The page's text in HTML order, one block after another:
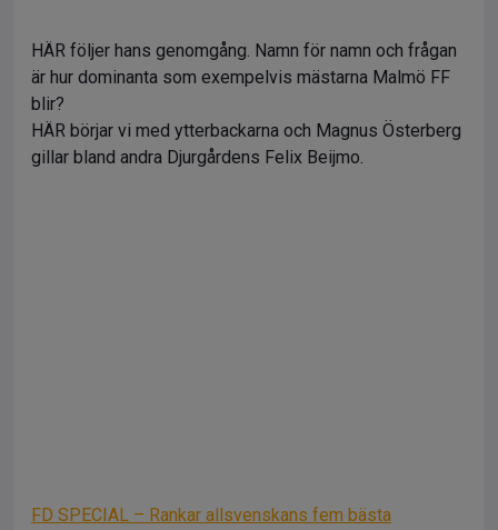
HÄR följer hans genomgång. Namn för namn och frågan
är hur dominanta som exempelvis mästarna Malmö FF
blir?
HÄR börjar vi med ytterbackarna och Magnus Österberg
gillar bland andra Djurgårdens Felix Beijmo.
FD SPECIAL – Rankar allsvenskans fem bästa